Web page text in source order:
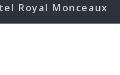
Royal Monceaux